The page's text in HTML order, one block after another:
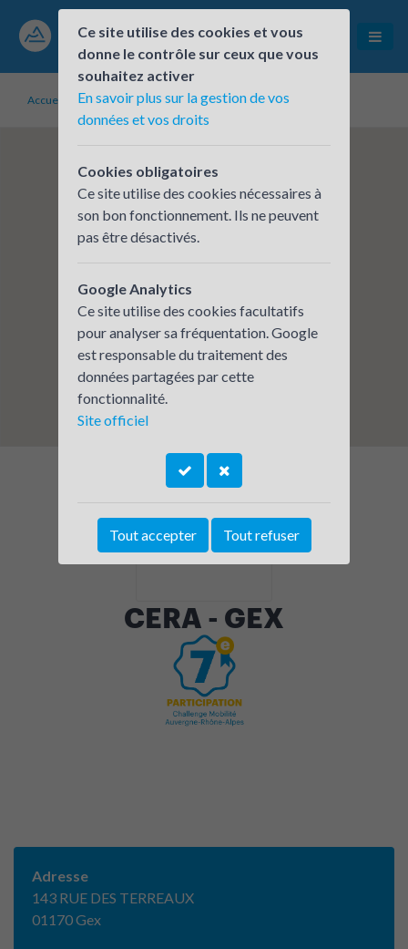
Accueil Établissements inscrits CERA - GEX
CERA - GEX
Adresse
143 RUE DES TERREAUX
01170 Gex
Ce site utilise des cookies et vous
donne le contrôle sur ceux que vous
souhaitez activer
En savoir plus sur la gestion de vos
données et vos droits
Cookies obligatoires
Ce site utilise des cookies nécessaires à
son bon fonctionnement. Ils ne peuvent
pas être désactivés.
Google Analytics
Ce site utilise des cookies facultatifs
pour analyser sa fréquentation. Google
est responsable du traitement des
données partagées par cette
fonctionnalité.
Site officiel
Tout accepter Tout refuser